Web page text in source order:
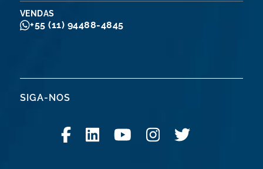
VENDAS
+55 (11) 94488-4845
SIGA-NOS